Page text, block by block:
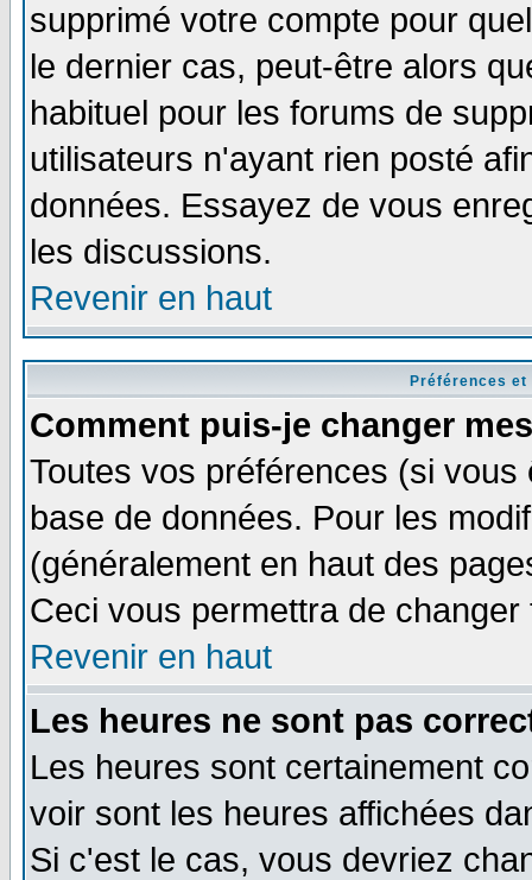
supprimé votre compte pour
le dernier cas, peut-être alors
habituel pour les forums de
utilisateurs n'ayant rien posté
données. Essayez de vous
les discussions.
Revenir en haut
Préférences
Comment puis-je changer
Toutes vos préférences (si
base de données. Pour les
(généralement en haut des
Ceci vous permettra de
Revenir en haut
Les heures ne sont pas
Les heures sont certainement
voir sont les heures affichées
Si c'est le cas, vous devriez